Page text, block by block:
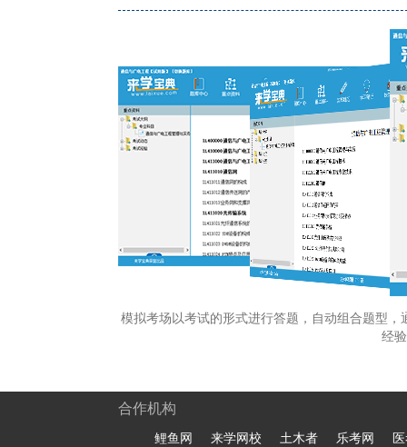
模拟考场以考试的形式进行答题，自动组合题型
经
合作机构
鲤鱼网 来学网校 土木者 乐考网